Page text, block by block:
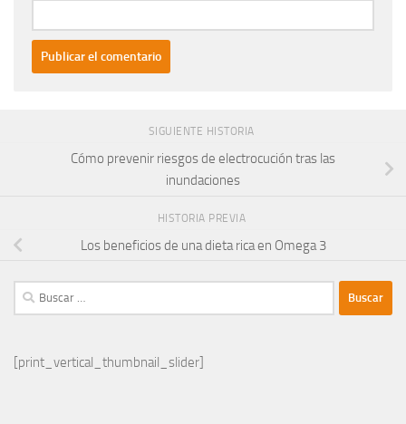
SIGUIENTE HISTORIA
Cómo prevenir riesgos de electrocución tras las
inundaciones
HISTORIA PREVIA
Los beneficios de una dieta rica en Omega 3
Buscar:
[print_vertical_thumbnail_slider]